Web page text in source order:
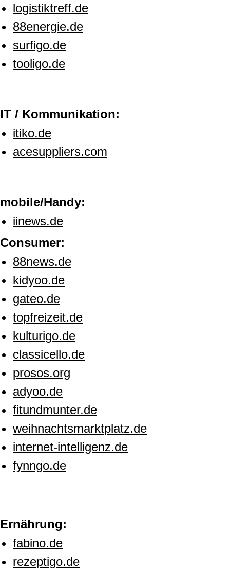
logistiktreff.de
88energie.de
surfigo.de
tooligo.de
IT / Kommunikation:
itiko.de
acesuppliers.com
mobile/Handy:
iinews.de
Consumer:
88news.de
kidyoo.de
gateo.de
topfreizeit.de
kulturigo.de
classicello.de
prosos.org
adyoo.de
fitundmunter.de
weihnachtsmarktplatz.de
internet-intelligenz.de
fynngo.de
Ernährung:
fabino.de
rezeptigo.de